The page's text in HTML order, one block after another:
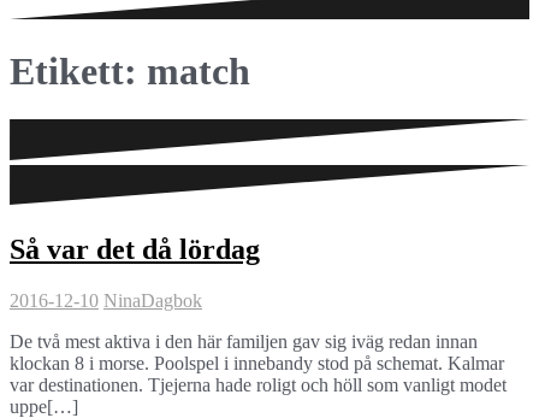
Etikett: match
Så var det då lördag
2016-12-10 NinaDagbok
De två mest aktiva i den här familjen gav sig iväg redan innan
klockan 8 i morse. Poolspel i innebandy stod på schemat. Kalmar
var destinationen. Tjejerna hade roligt och höll som vanligt modet
uppe[…]